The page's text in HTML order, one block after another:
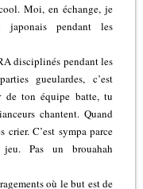
Moi, en échange, je
pendant les
disciplinés pendant les
gueulardes, c’est
de ton équipe batte, tu
chantent. Quand
crier. C’est sympa parce
Pas un brouahah
où le but est de